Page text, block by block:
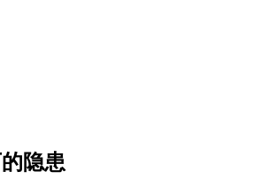
隐患